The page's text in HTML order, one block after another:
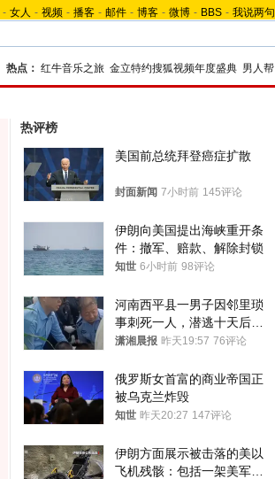
- 女人 - 视频 - 播客 - 邮件 - 博客 - 微博 - BBS - 我说两句
热点： 红牛音乐之旅 金立特约搜狐视频年度盛典 男人帮
热评榜
美国前总统拜登癌症扩散
封面新闻 7小时前 145评论
伊朗向美国提出海峡重开条
件：撤军、赔款、解除封锁
知世 6小时前 98评论
河南西平县一男子因邻里琐
事刺死一人，潜逃十天后在
十多公里外一片玉米地里落
潇湘晨报 昨天19:57 76评论
俄罗斯女首富的商业帝国正
被乌克兰炸毁
知世 昨天20:27 147评论
伊朗方面展示被击落的美以
飞机残骸：包括一架美军F-